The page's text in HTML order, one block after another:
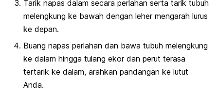
Tarik napas dalam secara perlahan serta tarik tubuh
melengkung ke bawah dengan leher mengarah lurus
ke depan.
Buang napas perlahan dan bawa tubuh melengkung
ke dalam hingga tulang ekor dan perut terasa
tertarik ke dalam, arahkan pandangan ke lutut
Anda.